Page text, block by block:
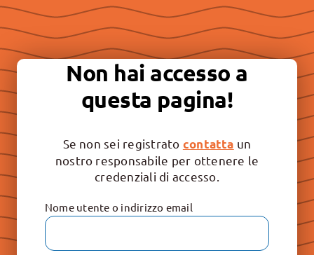
Non hai accesso a
questa pagina!
Se non sei registrato contatta un
nostro responsabile per ottenere le
credenziali di accesso.
Nome utente o indirizzo email
Essere “buona stampa” per
continuare a promuovere la
libertà e il rispetto dei valori
irrinunciabili: Vita, Famiglia e